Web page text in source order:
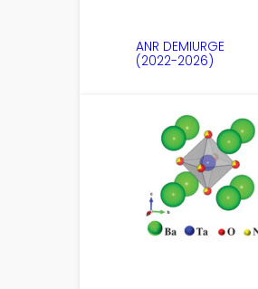
ANR DEMIURGE
(2022-2026)